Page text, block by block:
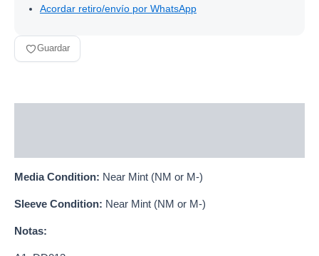
Acordar retiro/envío por WhatsApp
Guardar
Media Condition: Near Mint (NM or M-)
Sleeve Condition: Near Mint (NM or M-)
Notas: